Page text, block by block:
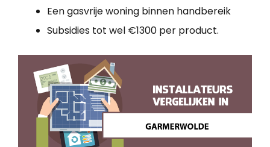
Een gasvrije woning binnen handbereik
Subsidies tot wel €1300 per product.